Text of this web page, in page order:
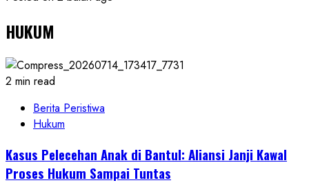
HUKUM
2 min read
Berita Peristiwa
Hukum
Kasus Pelecehan Anak di Bantul: Aliansi Janji Kawal
Proses Hukum Sampai Tuntas